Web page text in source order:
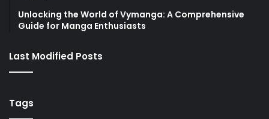
Unlocking the World of Vymanga: A Comprehensive
Guide for Manga Enthusiasts
Last Modified Posts
Tags